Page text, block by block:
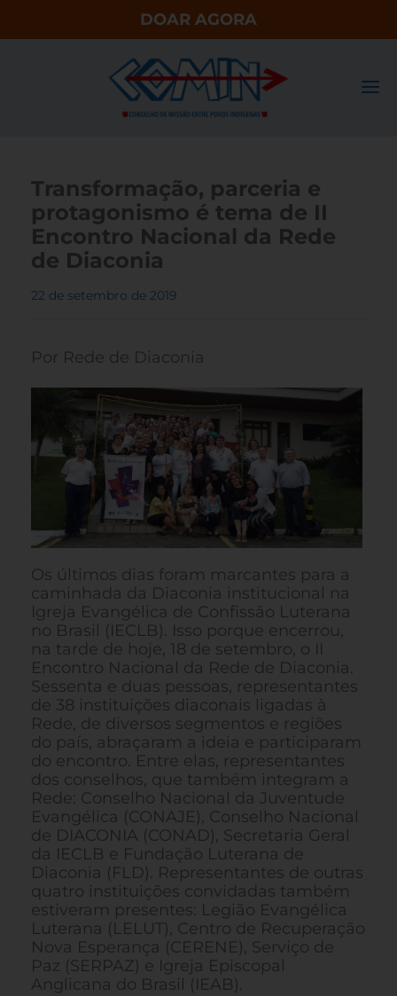
DOAR AGORA
Transformação, parceria e
protagonismo é tema de II
Encontro Nacional da Rede
de Diaconia
22 de setembro de 2019
Por Rede de Diaconia
Os últimos dias foram marcantes para a
caminhada da Diaconia institucional na
Igreja Evangélica de Confissão Luterana
no Brasil (IECLB). Isso porque encerrou,
na tarde de hoje, 18 de setembro, o II
Encontro Nacional da Rede de Diaconia.
Sessenta e duas pessoas, representantes
de 38 instituições diaconais ligadas à
Rede, de diversos segmentos e regiões
do país, abraçaram a ideia e participaram
do encontro. Entre elas, representantes
dos conselhos, que também integram a
Rede: Conselho Nacional da Juventude
Evangélica (CONAJE), Conselho Nacional
de DIACONIA (CONAD), Secretaria Geral
da IECLB e Fundação Luterana de
Diaconia (FLD). Representantes de outras
quatro instituições convidadas também
estiveram presentes: Legião Evangélica
Luterana (LELUT), Centro de Recuperação
Nova Esperança (CERENE), Serviço de
Paz (SERPAZ) e Igreja Episcopal
Anglicana do Brasil (IEAB).